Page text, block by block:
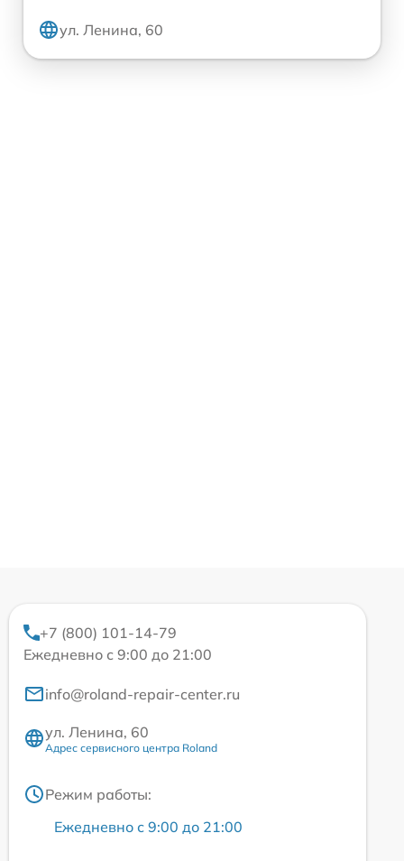
ул. Ленина, 60
+7 (800) 101-14-79
Ежедневно с 9:00 до 21:00
info@roland-repair-center.ru
ул. Ленина, 60
Адрес сервисного центра Roland
Режим работы:
Ежедневно с 9:00 до 21:00